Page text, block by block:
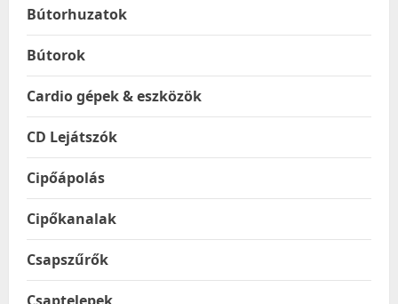
Bútorhuzatok
Bútorok
Cardio gépek & eszközök
CD Lejátszók
Cipőápolás
Cipőkanalak
Csapszűrők